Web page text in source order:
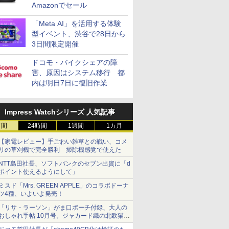
Amazonでセール
「Meta AI」を活用する体験
型イベント、渋谷で28日から
3日間限定開催
ドコモ・バイクシェアの障
害、原因はシステム移行 都
内は明日7日に復旧作業
Impress Watchシリーズ 人気記事
24時間 1週間 1カ月
家電レビュー】手ごわい雑草との戦い、コメ
の草刈機で完全勝利 掃除機感覚で使えた
島田社長、ソフトバンクのセブン出資に「d
イント使えるようにして」
スド「Mrs. GREEN APPLE」のコラボドーナ
4種、いよいよ発売！
リサ・ラーソン」がま口ポーチ付録、大人の
しゃれ手帖 10月号。ジャカード織の北欧猫デ
イン